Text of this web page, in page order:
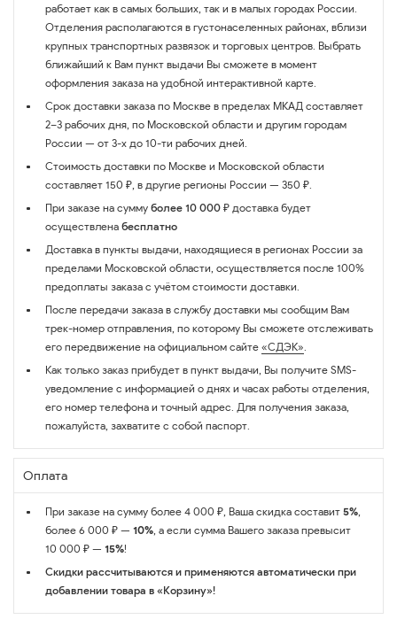
работает как в самых больших, так и в малых городах России.
Отделения располагаются в густонаселенных районах, вблизи
крупных транспортных развязок и торговых центров. Выбрать
ближайший к Вам пункт выдачи Вы сможете в момент
оформления заказа на удобной интерактивной карте.
Срок доставки заказа по Москве в пределах МКАД составляет
2–3 рабочих дня, по Московской области и другим городам
России — от 3-х до 10-ти рабочих дней.
Стоимость доставки по Москве и Московской области
составляет 150 ₽, в другие регионы России — 350 ₽.
При заказе на сумму более 10 000 ₽ доставка будет
осуществлена бесплатно
Доставка в пункты выдачи, находящиеся в регионах России за
пределами Московской области, осуществляется после 100%
предоплаты заказа с учётом стоимости доставки.
После передачи заказа в службу доставки мы сообщим Вам
трек-номер отправления, по которому Вы сможете отслеживать
его передвижение на официальном сайте «СДЭК».
Как только заказ прибудет в пункт выдачи, Вы получите SMS-
уведомление с информацией о днях и часах работы отделения,
его номер телефона и точный адрес. Для получения заказа,
пожалуйста, захватите с собой паспорт.
Оплата
При заказе на сумму более 4 000 ₽, Ваша скидка составит 5%,
более 6 000 ₽ — 10%, а если сумма Вашего заказа превысит
10 000 ₽ — 15%!
Скидки рассчитываются и применяются автоматически при
добавлении товара в «Корзину»!